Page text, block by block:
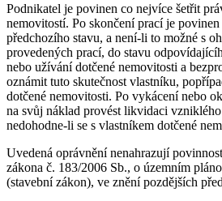
Podnikatel je povinen co nejvíce šetřit
nemovitostí. Po skončení prací je
předchozího stavu, a není-li to možné s
provedených prací, do stavu
nebo užívání dotčené nemovitosti a
oznámit tuto skutečnost vlastníku,
dotčené nemovitosti. Po vykácení nebo
na svůj náklad provést likvidaci
nedohodne-li se s vlastníkem dotčené
Uvedená oprávnění nenahrazují
zákona č. 183/2006 Sb., o územním
(stavební zákon), ve znění pozdějších